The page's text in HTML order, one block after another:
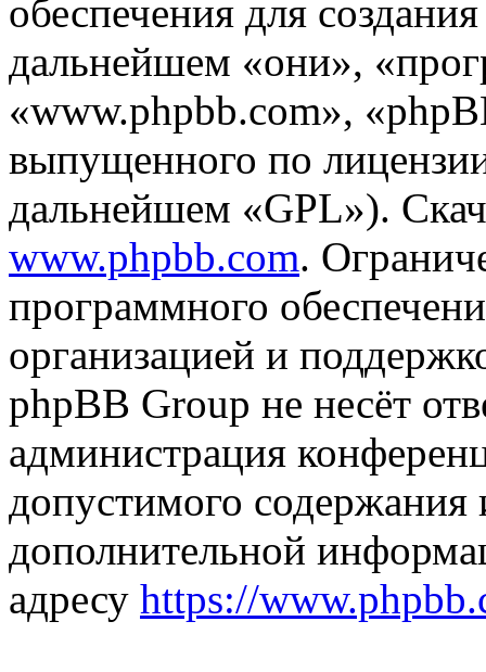
обеспечения для
дальнейшем «они»,
«www.phpbb.com»,
выпущенного по
дальнейшем «GPL»).
www.phpbb.com.
программного
организацией и
phpBB Group не несёт
администрация
допустимого
дополнительной
адресу https://